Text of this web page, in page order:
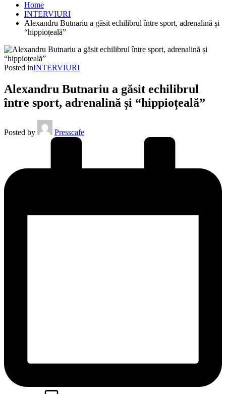
Home
INTERVIURI
Alexandru Butnariu a găsit echilibrul între sport, adrenalină și
“hippioțeală”
Posted inINTERVIURI
Alexandru Butnariu a găsit echilibrul
între sport, adrenalină și “hippioțeală”
Posted by Presscafe